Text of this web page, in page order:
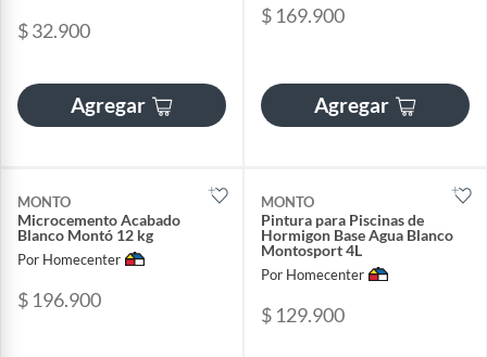
$ 32.900
Agregar
$ 169.900
Agregar
MONTO
Microcemento Acabado
Blanco Montó 12 kg
Por Homecenter
$ 196.900
MONTO
Pintura para Piscinas de
Hormigon Base Agua Blanco
Montosport 4L
Por Homecenter
$ 129.900